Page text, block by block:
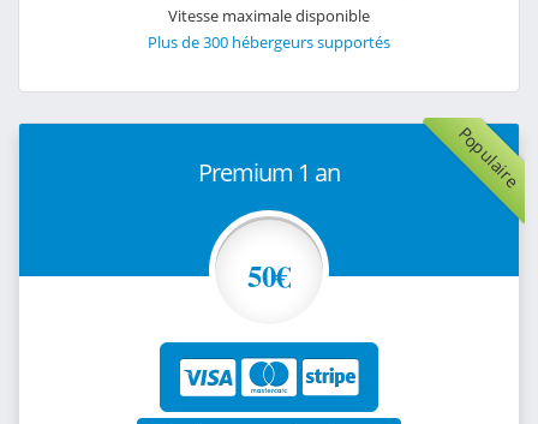
Vitesse maximale disponible
Plus de 300 hébergeurs supportés
Populaire
Premium 1 an
50€